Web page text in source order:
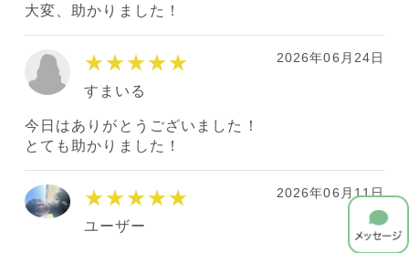
大変、助かりました！
★★★★★ 2026年06月24日
すまいる
今日はありがとうございました！
とても助かりました！
★★★★★ 2026年06月11日
ユーザー